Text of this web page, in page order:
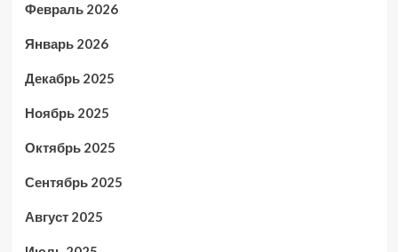
Февраль 2026
Январь 2026
Декабрь 2025
Ноябрь 2025
Октябрь 2025
Сентябрь 2025
Август 2025